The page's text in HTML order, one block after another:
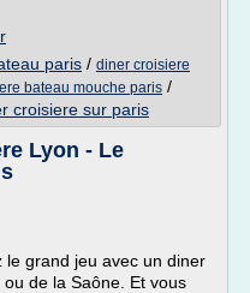
paris / diner croisiere
bateau mouche paris /
croisiere sur paris
Lyon - Le
le grand jeu avec un diner
de la Saône. Et vous